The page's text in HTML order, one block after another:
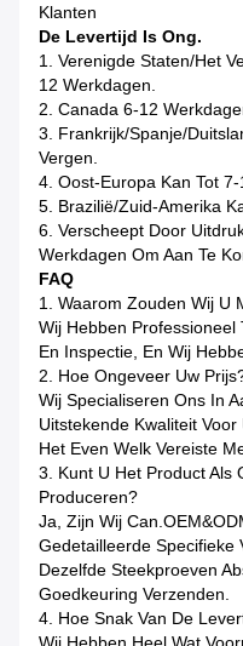
Klanten
De Levertijd Is Ong.
1. Verenigde Staten/het
12 Werkdagen.
2. Canada 6-12
3. Frankrijk/Spanje/
Vergen.
4. Oost-Europa Kan Tot
5. Brazilië/Zuid-Amerika
6. Verscheept Door
Werkdagen Om Aan Te
FAQ
1. Waarom Zouden Wij U
Wij Hebben Professioneel
En Inspectie, En Wij
2. Hoe Ongeveer Uw
Wij Specialiseren Ons In
Uitstekende Kwaliteit
Het Even Welk Vereiste
3. Kunt U Het Product Als
Produceren?
Ja, Zijn Wij
Gedetailleerde Specifieke
Dezelfde Steekproeven
Goedkeuring Verzenden.
4. Hoe Snak Van De